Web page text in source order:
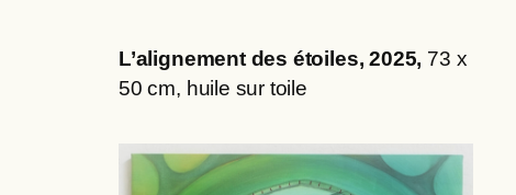
L’alignement des étoiles, 2025, 73 x
50 cm, huile sur toile